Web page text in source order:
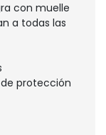
con muelle
a todas las
protección